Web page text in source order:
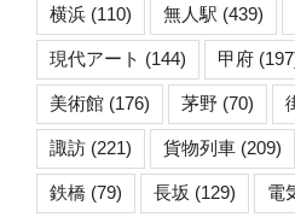
横浜 (110) 無人駅 (439)
現代アート (144) 甲府
美術館 (176) 茅野 (70)
諏訪 (221) 貨物列車 (209)
鉄橋 (79) 長坂 (129) 電